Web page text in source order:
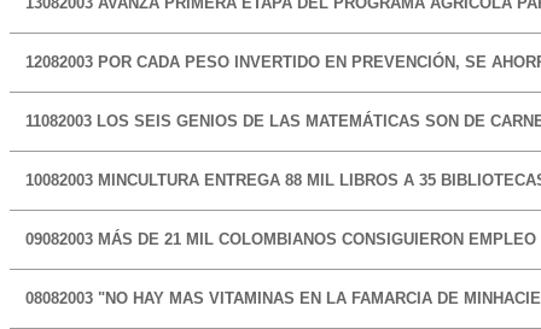
12082003 POR CADA PESO INVERTIDO EN PREVENCIÓN, SE
11082003 LOS SEIS GENIOS DE LAS MATEMÁTICAS SON DE
10082003 MINCULTURA ENTREGA 88 MIL LIBROS A 35
09082003 MÁS DE 21 MIL COLOMBIANOS CONSIGUIERON
08082003 "NO HAY MAS VITAMINAS EN LA FAMARCIA DE